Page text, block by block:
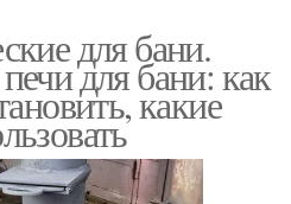
для бани.
для бани: как
какие